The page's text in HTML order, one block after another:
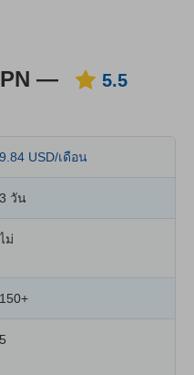
—
5.5
9.84 USD/เดือน
3 วัน
ไม่
150+
5